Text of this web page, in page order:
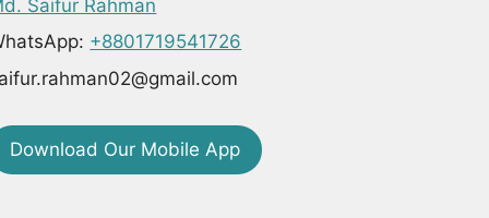
Saifur Rahman
+8801719541726
Download Our Mobile App